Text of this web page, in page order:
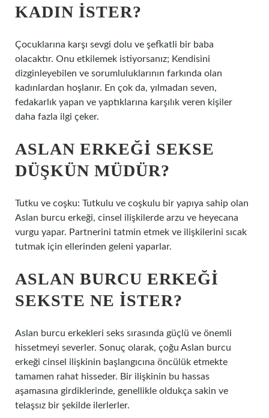
KADIN ISTER?
Çocuklarına karşı sevgi dolu ve şefkatli bir baba
olacaktır. Onu etkilemek istiyorsanız; Kendisini
dizginleyebilen ve sorumluluklarının farkında olan
kadınlardan hoşlanır. En çok da, yılmadan seven,
fedakarlık yapan ve yaptıklarına karşılık veren kişiler
daha fazla ilgi çeker.
ASLAN ERKEĞI SEKSE
DÜŞKÜN MÜDÜR?
Tutku ve coşku: Tutkulu ve coşkulu bir yapıya sahip olan
Aslan burcu erkeği, cinsel ilişkilerde arzu ve heyecana
vurgu yapar. Partnerini tatmin etmek ve ilişkilerini sıcak
tutmak için ellerinden geleni yaparlar.
ASLAN BURCU ERKEĞI
SEKSTE NE ISTER?
Aslan burcu erkekleri seks sırasında güçlü ve önemli
hissetmeyi severler. Sonuç olarak, çoğu Aslan burcu
erkeği cinsel ilişkinin başlangıcına öncülük etmekte
tamamen rahat hisseder. Bir ilişkinin bu hassas
aşamasına girdiklerinde, genellikle oldukça sakin ve
telaşsız bir şekilde ilerlerler.